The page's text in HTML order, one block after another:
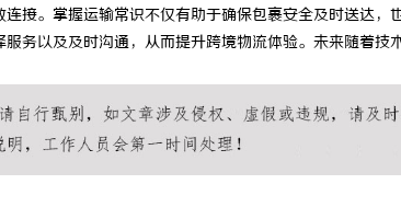
接。掌握运输常识不仅有助于确保包裹安全及时送达，
务以及及时沟通，从而提升跨境物流体验。未来随着技